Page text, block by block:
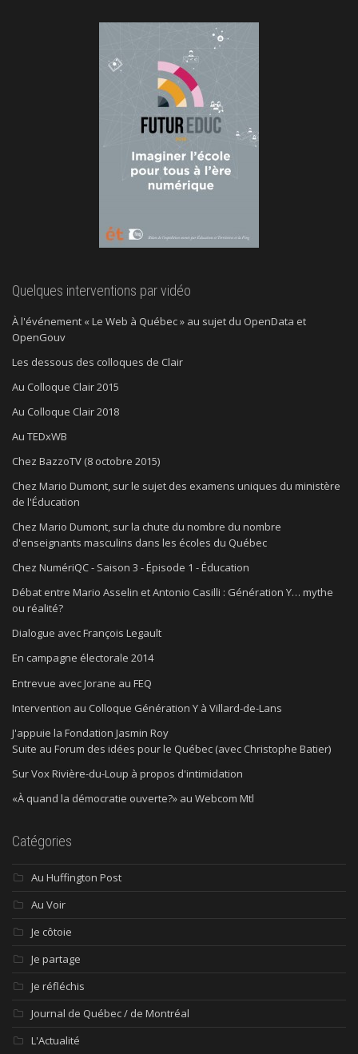
Quelques interventions par vidéo
À l'événement « Le Web à Québec » au sujet du OpenData et
OpenGouv
Les dessous des colloques de Clair
Au Colloque Clair 2015
Au Colloque Clair 2018
Au TEDxWB
Chez BazzoTV (8 octobre 2015)
Chez Mario Dumont, sur le sujet des examens uniques du ministère
de l'Éducation
Chez Mario Dumont, sur la chute du nombre du nombre
d'enseignants masculins dans les écoles du Québec
Chez NumériQC - Saison 3 - Épisode 1 - Éducation
Débat entre Mario Asselin et Antonio Casilli : Génération Y… mythe
ou réalité?
Dialogue avec François Legault
En campagne électorale 2014
Entrevue avec Jorane au FEQ
Intervention au Colloque Génération Y à Villard-de-Lans
J'appuie la Fondation Jasmin Roy
Suite au Forum des idées pour le Québec (avec Christophe Batier)
Sur Vox Rivière-du-Loup à propos d'intimidation
«À quand la démocratie ouverte?» au Webcom Mtl
Catégories
Au Huffington Post
Au Voir
Je côtoie
Je partage
Je réfléchis
Journal de Québec / de Montréal
L'Actualité